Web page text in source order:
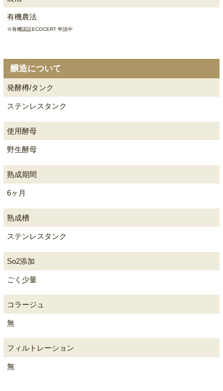
有機農法
※有機認証ECOCERT 申請中
醸造について
発酵樽/タンク
ステンレスタンク
使用酵母
野生酵母
熟成期間
6ヶ月
熟成槽
ステンレスタンク
So2添加
ごく少量
コラージュ
無
フィルトレーション
無